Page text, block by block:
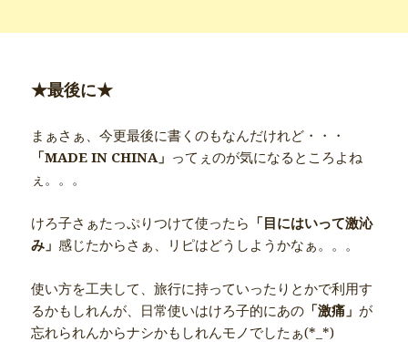
★最後に★
まぁさぁ、今更最後に書くのもなんだけれど・・・
「MADE IN CHINA」 ってぇのが気になるところよね
ぇ。。。
けろ子さぁたっぷりつけて使ったら 「目にはいって激沁
み」感じたからさぁ、リピはどうしようかなぁ。。。
使い方を工夫して、旅行に持っていったりとかで利用す
るかもしれんが、日常使いはけろ子的にあの 「激痛」 が
忘れられんからナシかもしれんモノでしたぁ(*_*)